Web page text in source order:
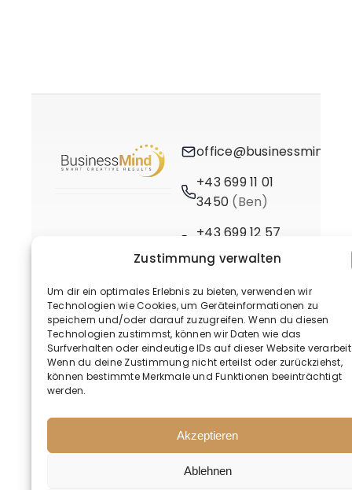
Zustimmung verwalten
Um dir ein optimales Erlebnis zu bieten, verwenden wir
Technologien wie Cookies, um Geräteinformationen zu
speichern und/oder darauf zuzugreifen. Wenn du diesen
Technologien zustimmst, können wir Daten wie das
Surfverhalten oder eindeutige IDs auf dieser Website
Wenn du deine Zustimmung nicht erteilst oder zurückziehst,
können bestimmte Merkmale und Funktionen beeinträchtigt
werden.
Akzeptieren
Ablehnen
office@businessmind.at
+43 699 11 01
3450 (Ben)
+43 699 12 57
3661(Birgit)
© 2020 - 2026 • BusinessMind